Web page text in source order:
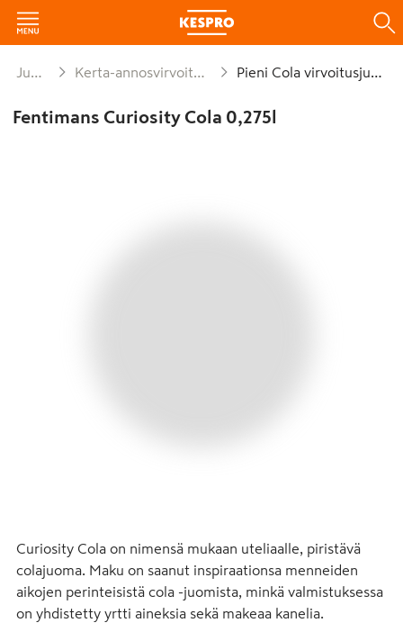
Juomat Kerta-annosvirvoitusjuomat Pieni Cola virvoitusjuoma
Fentimans Curiosity Cola 0,275l
Curiosity Cola on nimensä mukaan uteliaalle, piristävä
colajuoma. Maku on saanut inspiraationsa menneiden
aikojen perinteisistä cola -juomista, minkä valmistuksessa
on yhdistetty yrtti aineksia sekä makeaa kanelia.